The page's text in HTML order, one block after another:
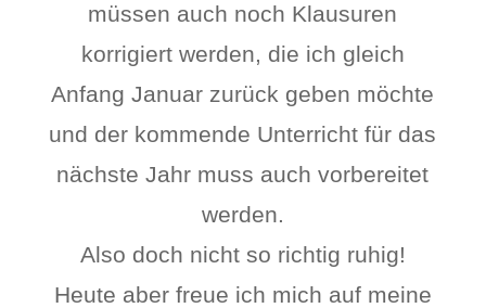
müssen auch noch Klausuren
korrigiert werden, die ich gleich
Anfang Januar zurück geben möchte
und der kommende Unterricht für das
nächste Jahr muss auch vorbereitet
werden.
Also doch nicht so richtig ruhig!
Heute aber freue ich mich auf meine